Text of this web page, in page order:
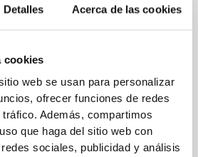
Detalles Acerca de las cookies
cookies
web se usan para personalizar
ofrecer funciones de redes
Además, compartimos
que haga del sitio web con
sociales, publicidad y análisis
compartir velada con este grupo de
de los eventos y
de trabajo